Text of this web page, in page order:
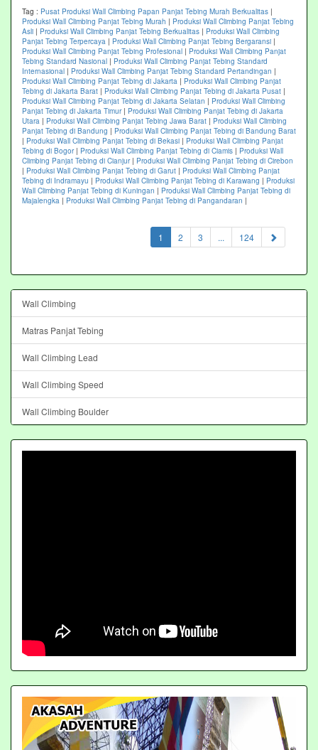
Tag : Pusat Produksi Wall Climbing Papan Panjat Tebing Murah Berkualitas |
Produksi Wall Climbing Panjat Tebing Murah | Produksi Wall Climbing Panjat Tebing
Asli | Produksi Wall Climbing Panjat Tebing Berkualitas | Produksi Wall Climbing
Panjat Tebing Terpercaya | Produksi Wall Climbing Panjat Tebing Bergaransi |
Produksi Wall Climbing Panjat Tebing Profesional | Produksi Wall Climbing Panjat
Tebing Standard Nasional | Produksi Wall Climbing Panjat Tebing Standard
Internasional | Produksi Wall Climbing Panjat Tebing Standard Pertandingan |
Produksi Wall Climbing Panjat Tebing di Jakarta | Produksi Wall Climbing Panjat
Tebing di Jakarta Barat | Produksi Wall Climbing Panjat Tebing di Jakarta Pusat |
Produksi Wall Climbing Panjat Tebing di Jakarta Selatan | Produksi Wall Climbing
Panjat Tebing di Jakarta Timur| Produksi Wall Climbing Panjat Tebing di Jakarta
Utara | Produksi Wall Climbing Panjat Tebing Jawa Barat | Produksi Wall Climbing
Panjat Tebing di Bandung | Produksi Wall Climbing Panjat Tebing di Bandung Barat
| Produksi Wall Climbing Panjat Tebing di Bekasi | Produksi Wall Climbing Panjat
Tebing di Bogor| Produksi Wall Climbing Panjat Tebing di Ciamis | Produksi Wall
Climbing Panjat Tebing di Cianjur| Produksi Wall Climbing Panjat Tebing di Cirebon
| Produksi Wall Climbing Panjat Tebing di Garut | Produksi Wall Climbing Panjat
Tebing di Indramayu | Produksi Wall Climbing Panjat Tebing di Karawang | Produksi
Wall Climbing Panjat Tebing di Kuningan | Produksi Wall Climbing Panjat Tebing di
Majalengka | Produksi Wall Climbing Panjat Tebing di Pangandaran |
1 (current)
2 3 ... 124
Wall Climbing
Matras Panjat Tebing
Wall Climbing Lead
Wall Climbing Speed
Wall Climbing Boulder